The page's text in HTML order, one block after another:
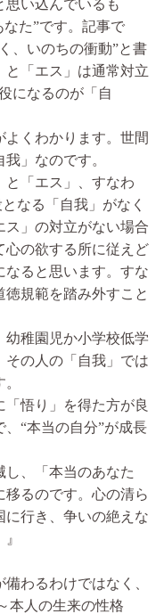
思い込んでいるも
た”です。記事で
、いのちの衝動”と書
「エス」は通常対立
になるのが「自
くわかります。世間
」なのです。
「エス」、すなわ
なる「自我」がなく
」の対立がない場合
心の欲する所に従えど
なると思います。すな
規範を踏み外すこと
稚園児か小学校低学
の人の「自我」では
悟り」を得た方が良
“本当の自分”が成長
、「本当のあなた
移るのです。心の清ら
行き、争いの絶えな
わるわけではなく、
本人の生来の性格